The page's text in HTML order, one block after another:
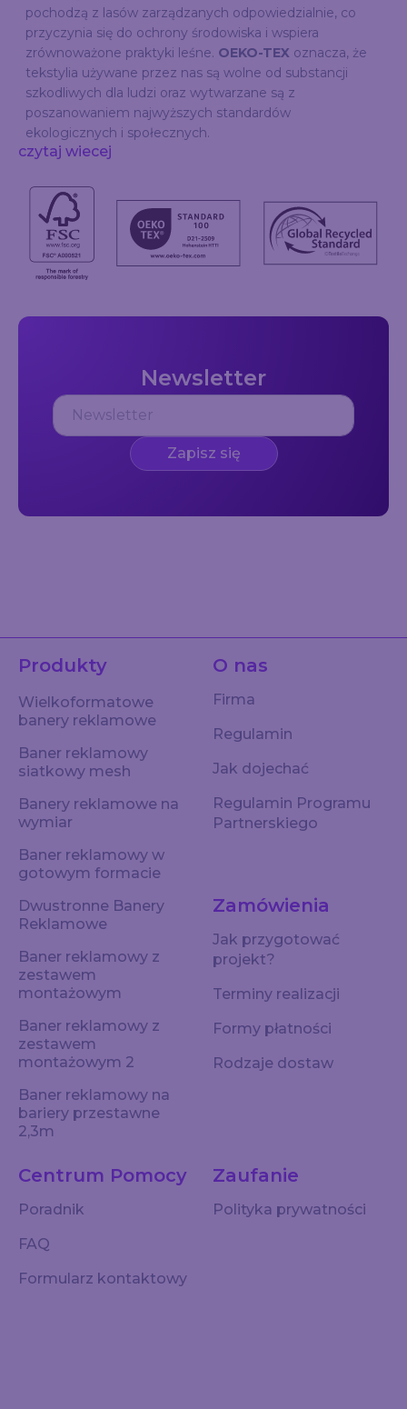
pochodzą z lasów zarządzanych odpowiedzialnie, co
przyczynia się do ochrony środowiska i wspiera
zrównoważone praktyki leśne. OEKO-TEX oznacza, że
tekstylia używane przez nas są wolne od substancji
szkodliwych dla ludzi oraz wytwarzane są z
poszanowaniem najwyższych standardów
ekologicznych i społecznych.
czytaj wiecej
Newsletter
Zapisz się
Produkty
Wielkoformatowe
banery reklamowe
Baner reklamowy
siatkowy mesh
Banery reklamowe na
wymiar
Baner reklamowy w
gotowym formacie
Dwustronne Banery
Reklamowe
Baner reklamowy z
zestawem
montażowym
Baner reklamowy z
zestawem
montażowym 2
Baner reklamowy na
bariery przestawne
2,3m
O nas
Firma
Regulamin
Jak dojechać
Regulamin Programu
Partnerskiego
Centrum Pomocy
Poradnik
FAQ
Formularz kontaktowy
Zaufanie
Polityka prywatności
Zamówienia
Jak przygotować
projekt?
Terminy realizacji
Formy płatności
Rodzaje dostaw